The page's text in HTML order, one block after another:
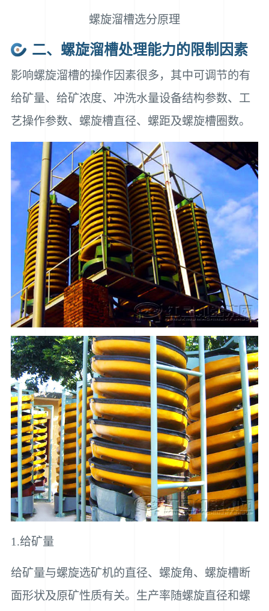
螺旋溜槽选分原理
二、螺旋溜槽处理能力的限制因素
影响螺旋溜槽的操作因素很多，其中可调节的有
给矿量、给矿浓度、冲洗水量设备结构参数、工
艺操作参数、螺旋槽直径、螺距及螺旋槽圈数。
1.给矿量
给矿量与螺旋选矿机的直径、螺旋角、螺旋槽断
面形状及原矿性质有关。生产率随螺旋直径和螺